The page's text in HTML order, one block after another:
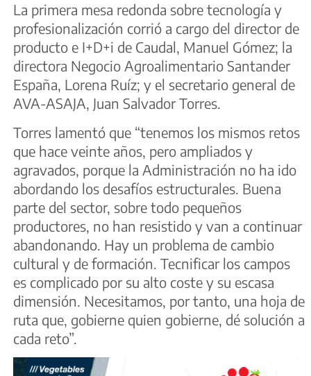
La primera mesa redonda sobre tecnología y
profesionalización corrió a cargo del director de
producto e I+D+i de Caudal, Manuel Gómez; la
directora Negocio Agroalimentario Santander
España, Lorena Ruíz; y el secretario general de
AVA-ASAJA, Juan Salvador Torres.
Torres lamentó que “tenemos los mismos retos
que hace veinte años, pero ampliados y
agravados, porque la Administración no ha ido
abordando los desafíos estructurales. Buena
parte del sector, sobre todo pequeños
productores, no han resistido y van a continuar
abandonando. Hay un problema de cambio
cultural y de formación. Tecnificar los campos
es complicado por su alto coste y su escasa
dimensión. Necesitamos, por tanto, una hoja de
ruta que, gobierne quien gobierne, dé solución a
cada reto”.